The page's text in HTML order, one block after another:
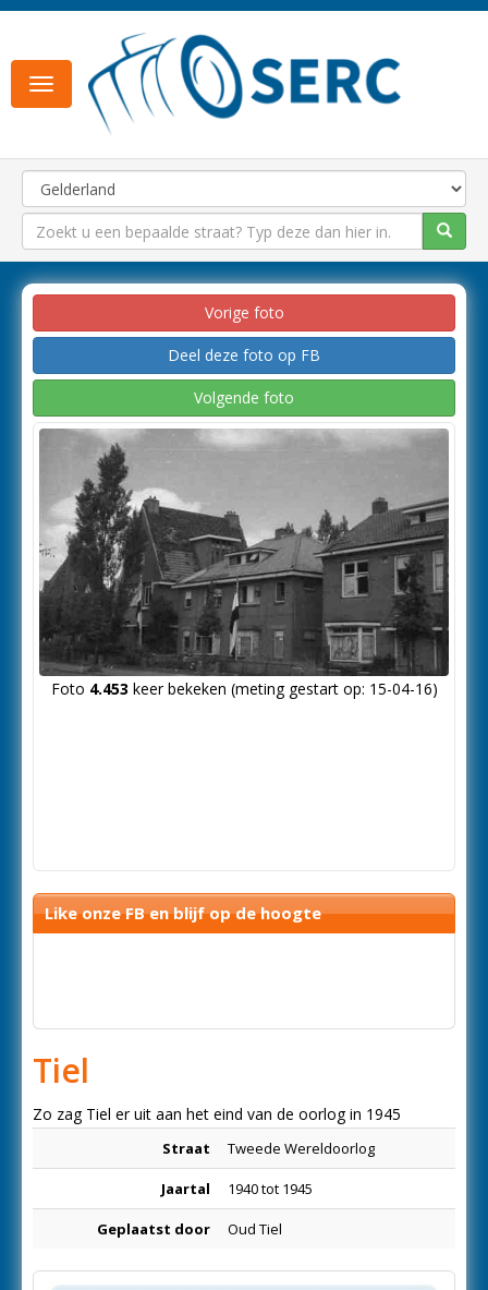
Toggle
navigation
Vorige foto
Deel deze foto op FB
Volgende foto
Foto 4.453 keer bekeken (meting gestart op: 15-04-16)
Like onze FB en blijf op de hoogte
Tiel
Zo zag Tiel er uit aan het eind van de oorlog in 1945
Straat Tweede Wereldoorlog
Jaartal 1940 tot 1945
Geplaatst door Oud Tiel